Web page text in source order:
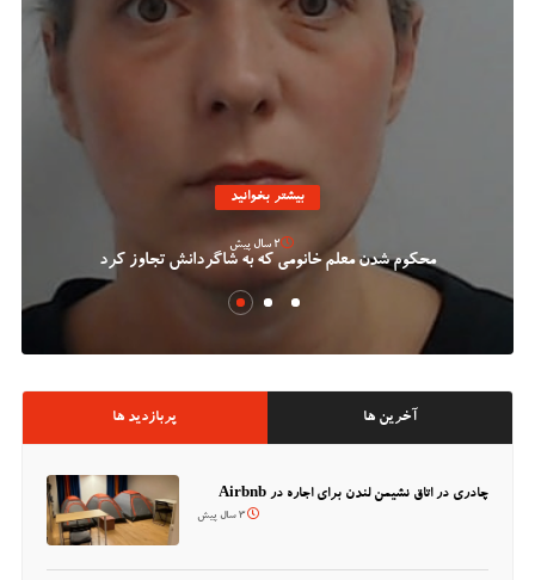
بیشتر بخوانید
محکوم شدن معلم خانومی که به شاگردانش تجاوز کرد
2 سال پیش
پربازدید ها آخرین ها
چادری در اتاق نشیمن لندن برای اجاره در Airbnb
3 سال پیش